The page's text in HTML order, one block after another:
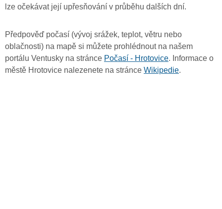
lze očekávat její upřesňování v průběhu dalších dní.
Předpověď počasí (vývoj srážek, teplot, větru nebo
oblačnosti) na mapě si můžete prohlédnout na našem
portálu Ventusky na stránce Počasí - Hrotovice. Informace o
městě Hrotovice nalezenete na stránce Wikipedie.